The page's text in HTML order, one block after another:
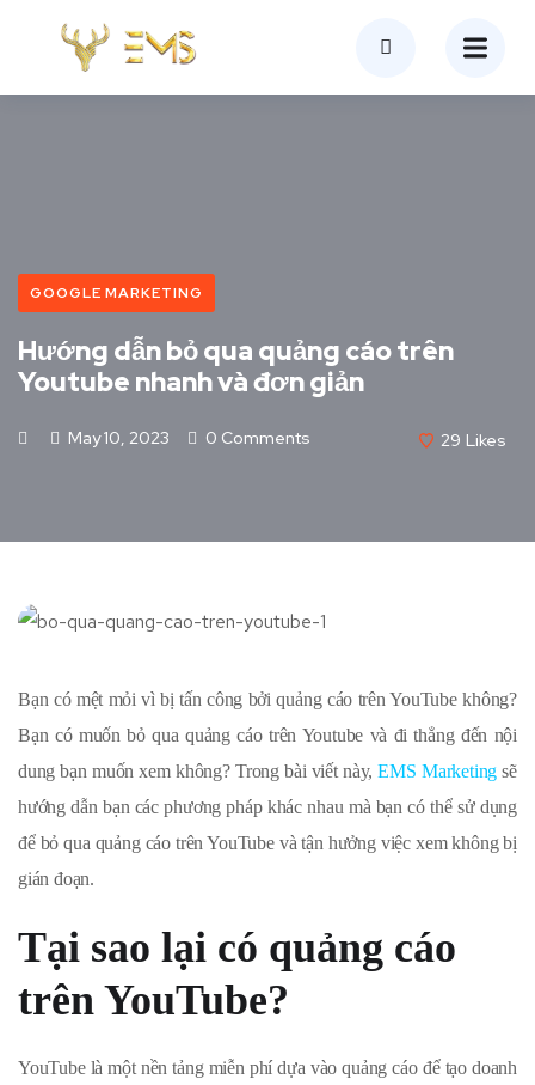
GOOGLE MARKETING
Hướng dẫn bỏ qua quảng cáo trên
Youtube nhanh và đơn giản
May 10, 2023 0 Comments 29 Likes
Bạn có mệt mỏi vì bị tấn công bởi quảng cáo trên YouTube không?
Bạn có muốn bỏ qua quảng cáo trên Youtube và đi thẳng đến nội
dung bạn muốn xem không? Trong bài viết này,EMS Marketing sẽ
hướng dẫn bạn các phương pháp khác nhau mà bạn có thể sử dụng
để bỏ qua quảng cáo trên YouTube và tận hưởng việc xem không bị
gián đoạn.
Tại sao lại có quảng cáo
trên YouTube?
YouTube là một nền tảng miễn phí dựa vào quảng cáo để tạo doanh